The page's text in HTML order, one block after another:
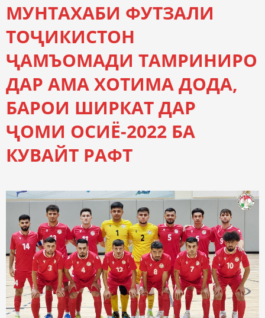
МУНТАХАБИ ФУТЗАЛИ
ТОҶИКИСТОН
ҶАМЪОМАДИ ТАМРИНИРО
ДАР АМА ХОТИМА ДОДА,
БАРОИ ШИРКАТ ДАР
ҶОМИ ОСИЁ-2022 БА
КУВАЙТ РАФТ